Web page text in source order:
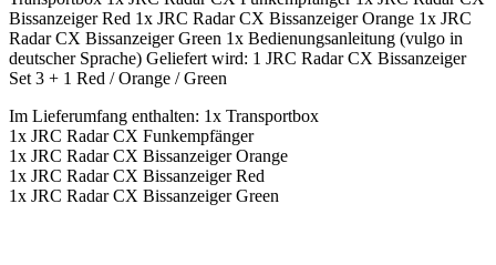
Bissanzeiger Red 1x JRC Radar CX Bissanzeiger Orange 1x JRC
Radar CX Bissanzeiger Green 1x Bedienungsanleitung (vulgo in
deutscher Sprache) Geliefert wird: 1 JRC Radar CX Bissanzeiger
Set 3 + 1 Red / Orange / Green
Im Lieferumfang enthalten: 1x Transportbox
1x JRC Radar CX Funkempfänger
1x JRC Radar CX Bissanzeiger Orange
1x JRC Radar CX Bissanzeiger Red
1x JRC Radar CX Bissanzeiger Green